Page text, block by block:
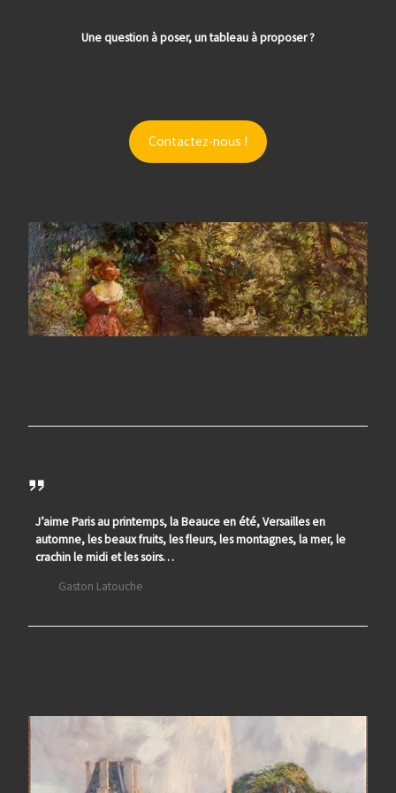
Une question à poser, un tableau à proposer ?
Contactez-nous !
J’aime Paris au printemps, la Beauce en été, Versailles en
automne, les beaux fruits, les fleurs, les montagnes, la mer, le
crachin le midi et les soirs…
Gaston Latouche